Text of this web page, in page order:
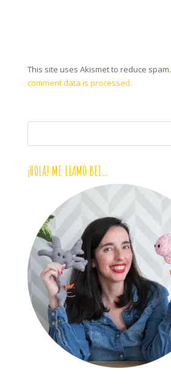
This site uses Akismet to reduce spam.
comment data is processed.
¡HOLA! ME LLAMO BEI…